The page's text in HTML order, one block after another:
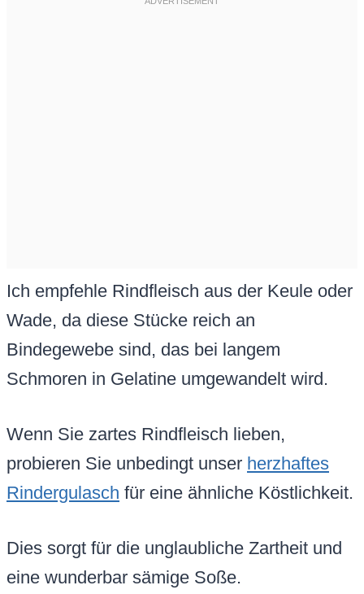
Ich empfehle Rindfleisch aus der Keule oder
Wade, da diese Stücke reich an
Bindegewebe sind, das bei langem
Schmoren in Gelatine umgewandelt wird.
Wenn Sie zartes Rindfleisch lieben,
probieren Sie unbedingt unser herzhaftes
Rindergulasch für eine ähnliche Köstlichkeit.
Dies sorgt für die unglaubliche Zartheit und
eine wunderbar sämige Soße.